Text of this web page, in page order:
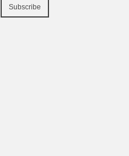
Subscribe